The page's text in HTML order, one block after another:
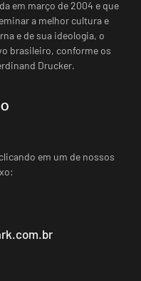
em março de 2004 e que
a melhor cultura e
e de sua ideologia, o
brasileiro, conforme os
Drucker.
em um de nossos